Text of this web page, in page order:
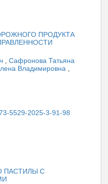
ПРОДУКТА
Сафронова Татьяна
Владимировна
5529-2025-3-91-98
ПАСТИЛЫ С